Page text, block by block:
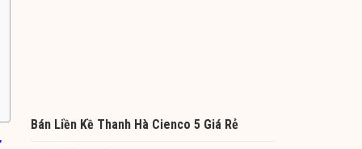
Bán Liền Kề Thanh Hà Cienco 5 Giá Rẻ